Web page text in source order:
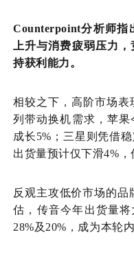
Counterpoint分析师指
上升与消费疲弱压力
持获利能力。
相较之下，高阶市场表
列带动换机需求，苹
成长5%；三星则凭借
出货量预计仅下滑4%，
反观主攻低价市场的品
估，传音今年出货量
28%及20%，成为本轮